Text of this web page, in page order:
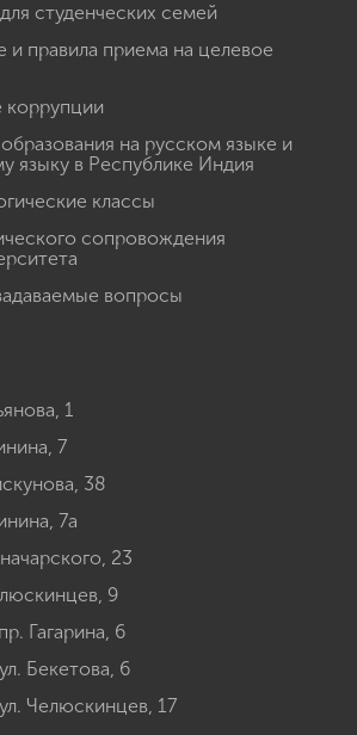
студенческих семей
и правила приема на целевое
коррупции
на русском языке и
языку в Республике Индия
классы
сопровождения
вопросы
1
7
38
7а
23
9
Гагарина, 6
Бекетова, 6
Челюскинцев, 17